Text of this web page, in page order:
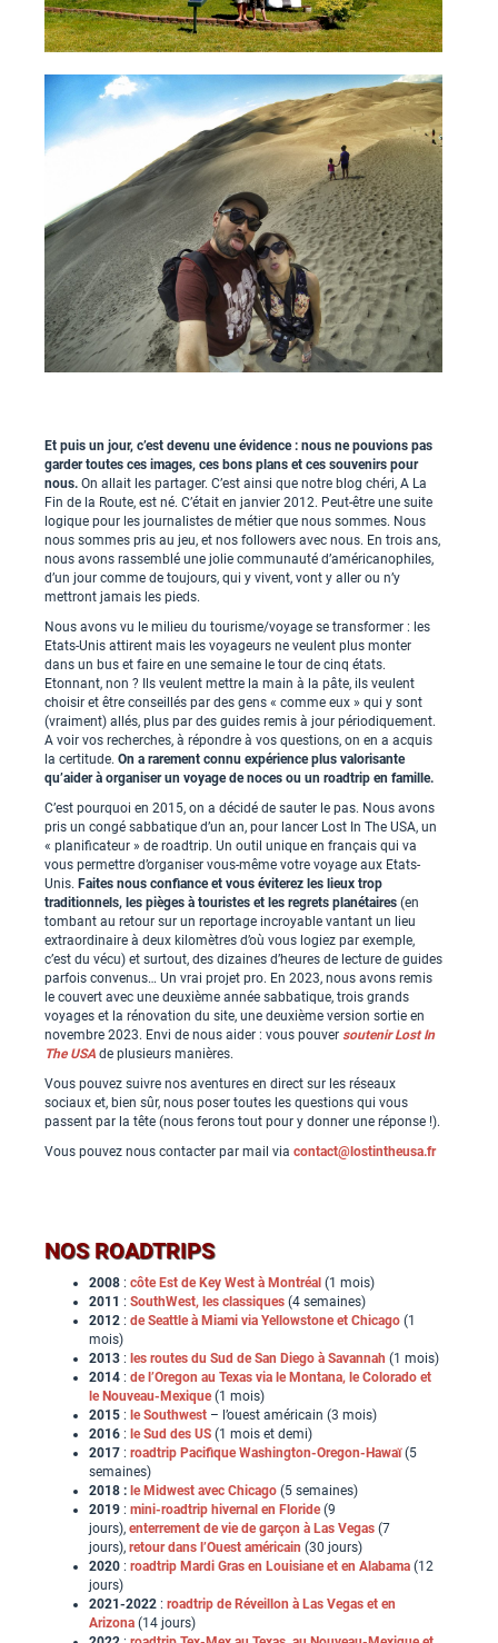
Et puis un jour, c’est devenu une évidence : nous ne pouvions pas
garder toutes ces images, ces bons plans et ces souvenirs pour
nous. On allait les partager. C’est ainsi que notre blog chéri, A La
Fin de la Route, est né. C’était en janvier 2012. Peut-être une suite
logique pour les journalistes de métier que nous sommes. Nous
nous sommes pris au jeu, et nos followers avec nous. En trois ans,
nous avons rassemblé une jolie communauté d’américanophiles,
d’un jour comme de toujours, qui y vivent, vont y aller ou n’y
mettront jamais les pieds.
Nous avons vu le milieu du tourisme/voyage se transformer : les
Etats-Unis attirent mais les voyageurs ne veulent plus monter
dans un bus et faire en une semaine le tour de cinq états.
Etonnant, non ? Ils veulent mettre la main à la pâte, ils veulent
choisir et être conseillés par des gens « comme eux » qui y sont
(vraiment) allés, plus par des guides remis à jour périodiquement.
A voir vos recherches, à répondre à vos questions, on en a acquis
la certitude. On a rarement connu expérience plus valorisante
qu’aider à organiser un voyage de noces ou un roadtrip en famille.
C’est pourquoi en 2015, on a décidé de sauter le pas. Nous avons
pris un congé sabbatique d’un an, pour lancer Lost In The USA, un
« planificateur » de roadtrip. Un outil unique en français qui va
vous permettre d’organiser vous-même votre voyage aux Etats-
Unis. Faites nous confiance et vous éviterez les lieux trop
traditionnels, les pièges à touristes et les regrets planétaires (en
tombant au retour sur un reportage incroyable vantant un lieu
extraordinaire à deux kilomètres d’où vous logiez par exemple,
c’est du vécu) et surtout, des dizaines d’heures de lecture de guides
parfois convenus… Un vrai projet pro. En 2023, nous avons remis
le couvert avec une deuxième année sabbatique, trois grands
voyages et la rénovation du site, une deuxième version sortie en
novembre 2023. Envi de nous aider : vous pouver soutenir Lost In
The USA de plusieurs manières.
Vous pouvez suivre nos aventures en direct sur les réseaux
sociaux et, bien sûr, nous poser toutes les questions qui vous
passent par la tête (nous ferons tout pour y donner une réponse !).
Vous pouvez nous contacter par mail via contact@lostintheusa.fr
NOS ROADTRIPS
2008 : côte Est de Key West à Montréal (1 mois)
2011 : SouthWest, les classiques (4 semaines)
2012 : de Seattle à Miami via Yellowstone et Chicago (1
mois)
2013 : les routes du Sud de San Diego à Savannah (1 mois)
2014 : de l’Oregon au Texas via le Montana, le Colorado et
le Nouveau-Mexique(1 mois)
2015 : le Southwest – l’ouest américain (3 mois)
2016 : le Sud des US (1 mois et demi)
2017 : roadtrip Pacifique Washington-Oregon-Hawaï(5
semaines)
2018 : le Midwest avec Chicago (5 semaines)
2019 : mini-roadtrip hivernal en Floride(9
jours), enterrement de vie de garçon à Las Vegas (7
jours), retour dans l’Ouest américain (30 jours)
2020 : roadtrip Mardi Gras en Louisiane et en Alabama (12
jours)
2021-2022 : roadtrip de Réveillon à Las Vegas et en
Arizona (14 jours)